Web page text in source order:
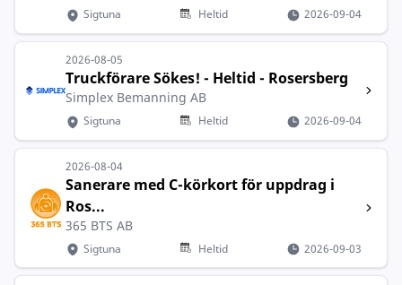
Sigtuna Heltid 2026-09-04
2026-08-05
Truckförare Sökes! - Heltid - Rosersberg
Simplex Bemanning AB
Sigtuna Heltid 2026-09-04
2026-08-04
Sanerare med C-körkort för uppdrag i
Ros...
365 BTS AB
Sigtuna Heltid 2026-09-03